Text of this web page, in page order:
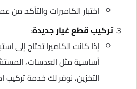
اختبار الكاميرات والتأكد من
تركيب قطع غيار جديدة:
إذا كانت الكاميرا تحتاج إلى
أساسية مثل العدسات،
التخزين، نوفر لك خدمة تركيب